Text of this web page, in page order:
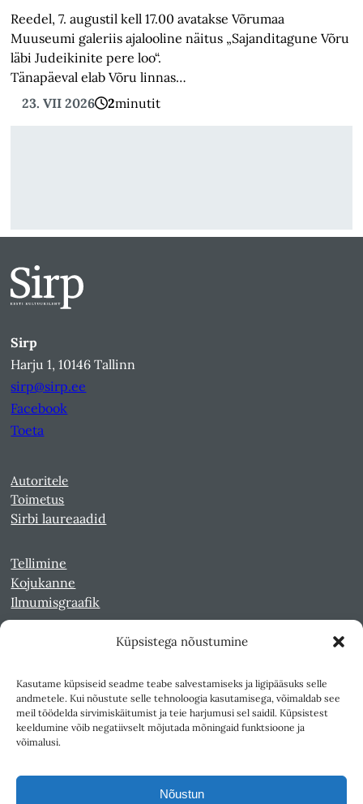
Küpsistega nõustumine
Kasutame küpsiseid seadme teabe salvestamiseks ja ligipääsuks selle
andmetele. Kui nõustute selle tehnoloogia kasutamisega, võimaldab see
meil töödelda sirvimiskäitumist ja teie harjumusi sel saidil. Küpsistest
keeldumine võib negatiivselt mõjutada mõningaid funktsioone ja
võimalusi.
Nõustun
Reedel, 7. augustil kell 17.00 avatakse Võrumaa
Muuseumi galeriis ajalooline näitus „Sajanditagune Võru
läbi Judeikinite pere loo“.
Tänapäeval elab Võru linnas…
23. VII 2026
2minutit
Sirp
Harju 1, 10146 Tallinn
sirp@sirp.ee
Facebook
Toeta
Autoritele
Toimetus
Sirbi laureaadid
Tellimine
Kojukanne
Ilmumisgraafik
Kultuurileht 1994-1997
Reede 1989-1990
Sirp ja Vasar 1940-1989